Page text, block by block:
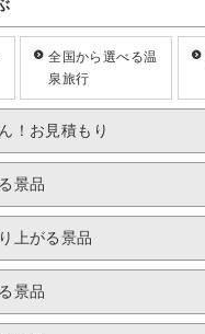
全国から選べる温
泉旅行
！お見積もり
景品
上がる景品
景品